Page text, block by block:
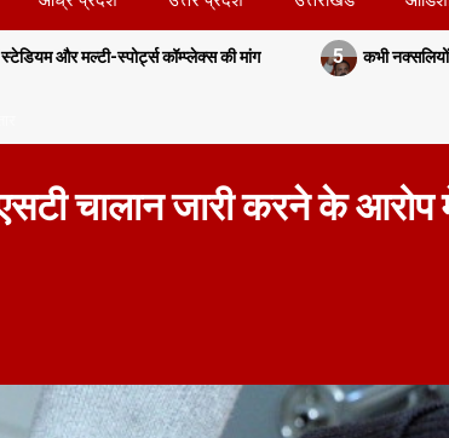
की मांग 5 कभी नक्सलियों के डर से अरवल-जहानाबाद में
चालान जारी करने के आरोप